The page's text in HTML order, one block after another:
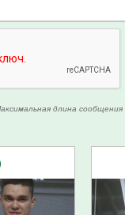
длина сообщения